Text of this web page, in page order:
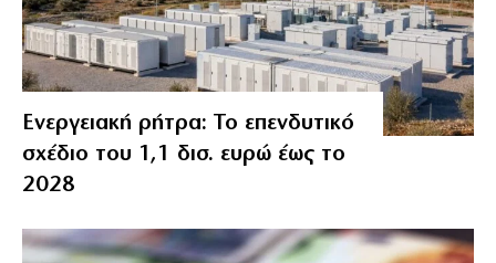
Ενεργειακή ρήτρα: Το επενδυτικό
σχέδιο του 1,1 δισ. ευρώ έως το
2028